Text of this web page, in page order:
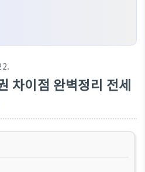
차이점 완벽정리 전세